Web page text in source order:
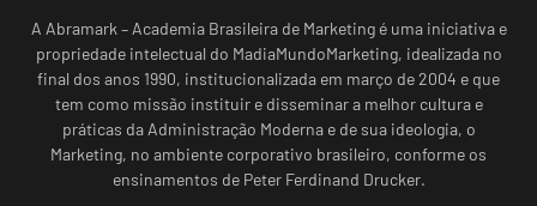
A Abramark – Academia Brasileira de Marketing é uma iniciativa e
propriedade intelectual do MadiaMundoMarketing, idealizada no
final dos anos 1990, institucionalizada em março de 2004 e que
tem como missão instituir e disseminar a melhor cultura e
práticas da Administração Moderna e de sua ideologia, o
Marketing, no ambiente corporativo brasileiro, conforme os
ensinamentos de Peter Ferdinand Drucker.